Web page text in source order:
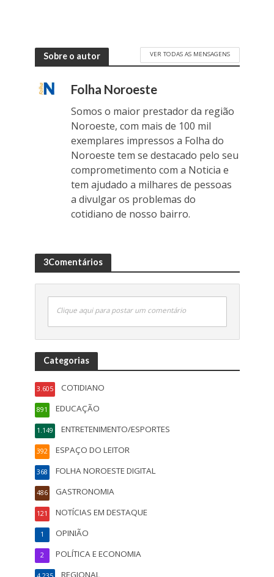
Sobre o autor VER TODAS AS MENSAGENS
Folha Noroeste
Somos o maior prestador da região
Noroeste, com mais de 100 mil
exemplares impressos a Folha do
Noroeste tem se destacado pelo seu
comprometimento com a Noticia e
tem ajudado a milhares de pessoas
a divulgar os problemas do
cotidiano de nosso bairro.
3Comentários
Clique aqui para postar um comentário
Categorias
COTIDIANO
3.605
EDUCAÇÃO
891
ENTRETENIMENTO/ESPORTES
1.149
ESPAÇO DO LEITOR
392
FOLHA NOROESTE DIGITAL
368
GASTRONOMIA
486
NOTÍCIAS EM DESTAQUE
121
OPINIÃO
1
POLÍTICA E ECONOMIA
2
REGIONAL